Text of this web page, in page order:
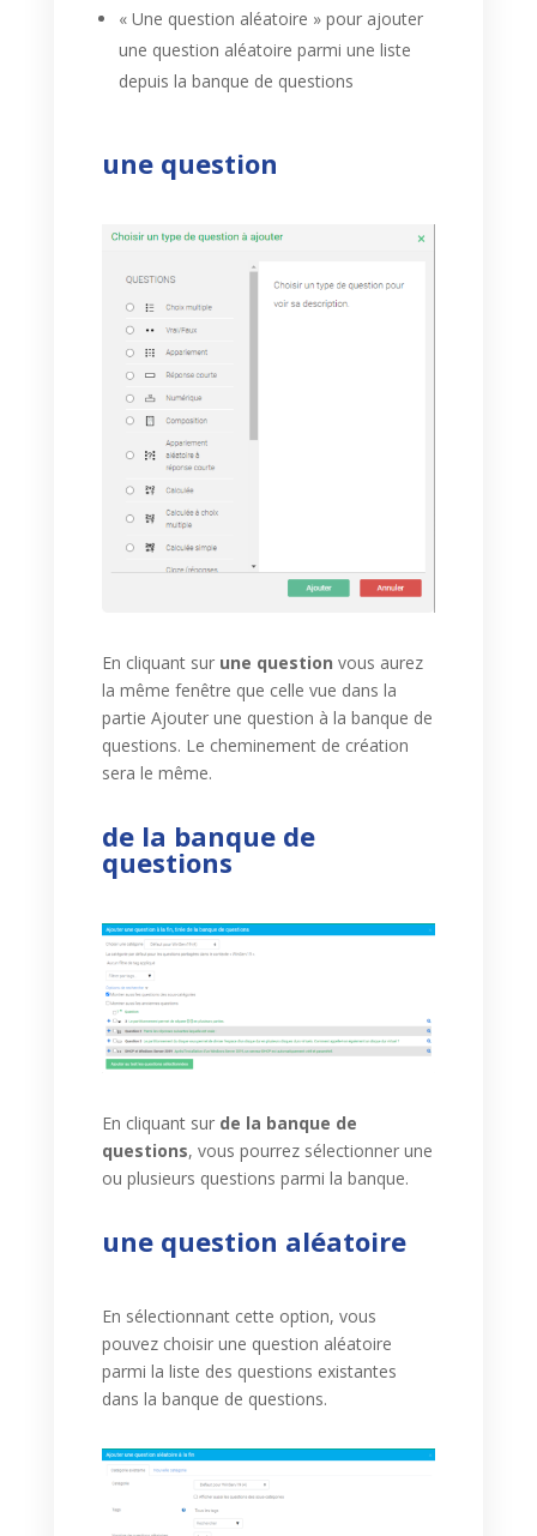
« Une question aléatoire » pour ajouter
une question aléatoire parmi une liste
depuis la banque de questions
une question
En cliquant sur une question vous aurez
la même fenêtre que celle vue dans la
partie Ajouter une question à la banque de
questions. Le cheminement de création
sera le même.
de la banque de
questions
En cliquant sur de la banque de
questions, vous pourrez sélectionner une
ou plusieurs questions parmi la banque.
une question aléatoire
En sélectionnant cette option, vous
pouvez choisir une question aléatoire
parmi la liste des questions existantes
dans la banque de questions.